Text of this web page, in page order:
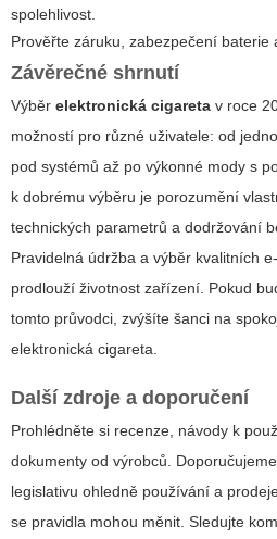
spolehlivost.
Prověřte záruku, zabezpečení baterie
Závěrečné shrnutí
Výběr elektronická cigareta v roce
možností pro různé uživatele: od
pod systémů až po výkonné mody s
k dobrému výběru je porozumění
technických parametrů a dodržování
Pravidelná údržba a výběr kvalitních
prodlouží životnost zařízení. Pokud
tomto průvodci, zvýšíte šanci na
elektronická cigareta
Další zdroje a doporučení
Prohlédněte si recenze, návody k
dokumenty od výrobců.
legislativu ohledně používání a
se pravidla mohou měnit. Sledujte